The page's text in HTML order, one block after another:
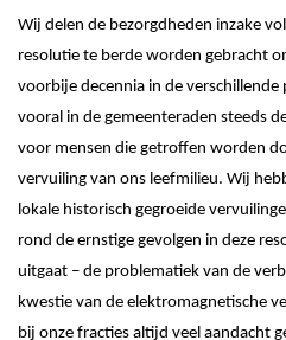
Wij delen de bezorgdheden inzake
resolutie te berde worden gebracht
voorbije decennia in de
vooral in de gemeenteraden steeds
voor mensen die getroffen worden
vervuiling van ons leefmilieu. Wij
lokale historisch gegroeide
rond de ernstige gevolgen in deze
uitgaat – de problematiek van de
kwestie van de elektromagnetische
bij onze fracties altijd veel aandacht